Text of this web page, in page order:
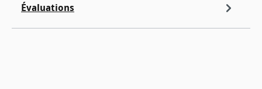
Évaluations